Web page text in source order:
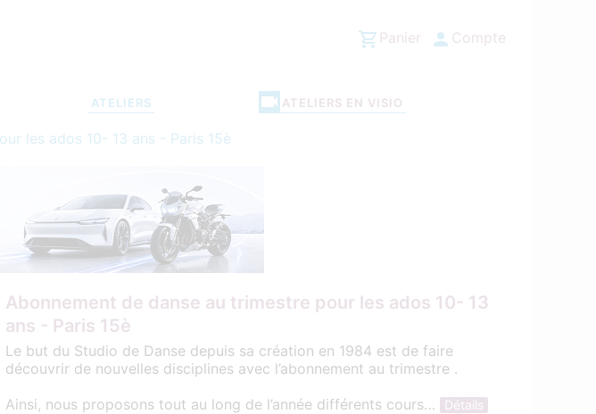
Panier Compte
ATELIERS ATELIERS EN VISIO
les ados 10- 13 ans - Paris 15è
Abonnement de danse au trimestre pour les ados 10- 13
ans - Paris 15è
Le but du Studio de Danse depuis sa création en 1984 est de faire
découvrir de nouvelles disciplines avec l’abonnement au trimestre .
Ainsi, nous proposons tout au long de l’année différents cours…
Détails